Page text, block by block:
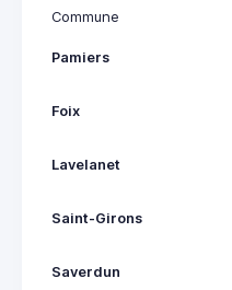
Commune
Pamiers
Foix
Lavelanet
Saint-Girons
Saverdun